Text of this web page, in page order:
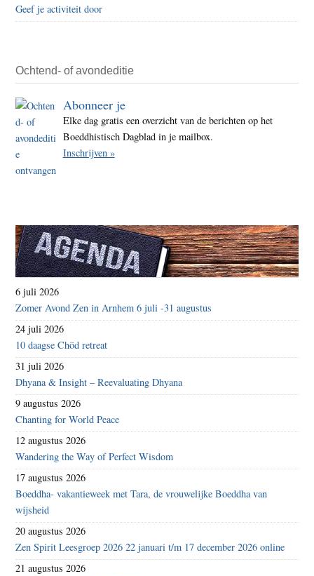
Geef je activiteit door
Ochtend- of avondeditie
Abonneer je
Elke dag gratis een overzicht van de berichten op het
Boeddhistisch Dagblad in je mailbox.
Inschrijven »
6 juli 2026
Zomer Avond Zen in Arnhem 6 juli -31 augustus
24 juli 2026
10 daagse Chöd retreat
31 juli 2026
Dhyana & Insight – Reevaluating Dhyana
9 augustus 2026
Chanting for World Peace
12 augustus 2026
Wandering the Way of Perfect Wisdom
17 augustus 2026
Boeddha- vakantieweek met Tara, de vrouwelijke Boeddha van
wijsheid
20 augustus 2026
Zen Spirit Leesgroep 2026 22 januari t/m 17 december 2026 online
21 augustus 2026